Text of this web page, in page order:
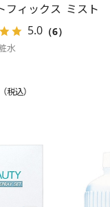
フィックス ミスト
5.0（6）
水